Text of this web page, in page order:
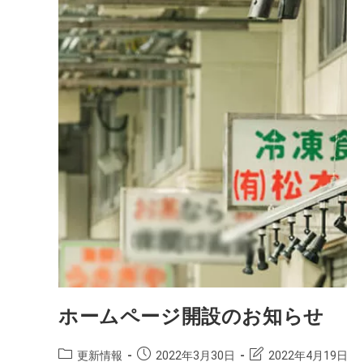
ホームページ開設のお知らせ
更新情報 2022年3月30日 2022年4月19日